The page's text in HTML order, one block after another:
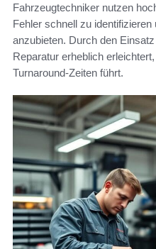
Fahrzeugtechniker nutzen
Fehler schnell zu identifizieren
anzubieten. Durch den
Reparatur erheblich
Turnaround-Zeiten führt.